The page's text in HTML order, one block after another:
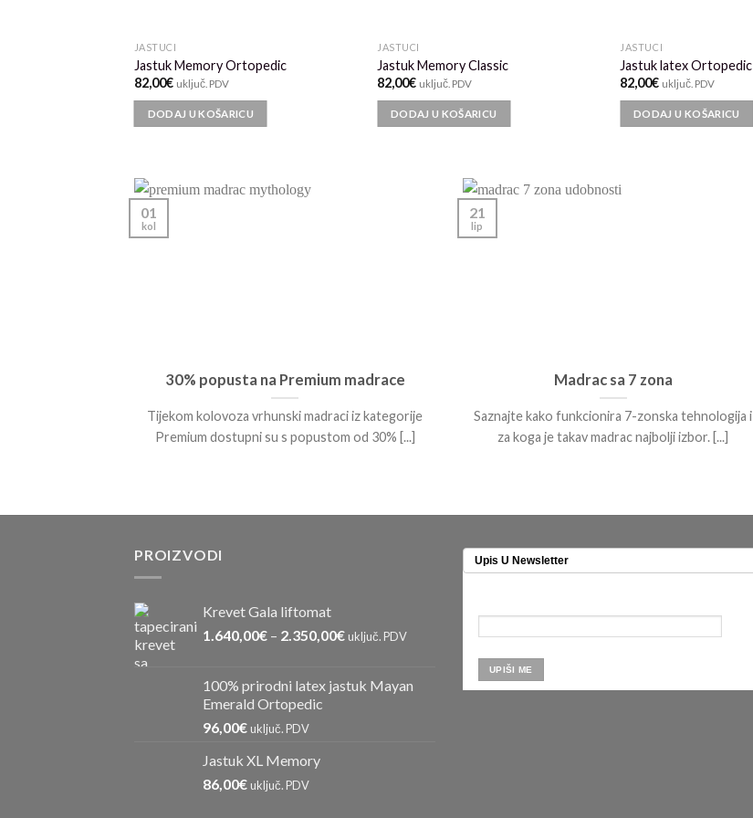
JASTUCI
Jastuk Memory Ortopedic
82,00€ uključ. PDV
DODAJ U KOŠARICU
JASTUCI
Jastuk Memory Classic
82,00€ uključ. PDV
DODAJ U KOŠARICU
JASTUCI
Jastuk latex Ortopedic
82,00€ uključ. PDV
DODAJ U KOŠARICU
30% popusta na Premium madrace
Tijekom kolovoza vrhunski madraci iz kategorije
Premium dostupni su s popustom od 30% [...]
01
kol
Madrac sa 7 zona
Saznajte kako funkcionira 7-zonska tehnologija i
za koga je takav madrac najbolji izbor. [...]
21
lip
PROIZVODI
Krevet Gala liftomat
1.640,00€ – 2.350,00€ uključ. PDV
100% prirodni latex jastuk Mayan
Emerald Ortopedic
96,00€ uključ. PDV
Jastuk XL Memory
86,00€ uključ. PDV
Upis U Newsletter